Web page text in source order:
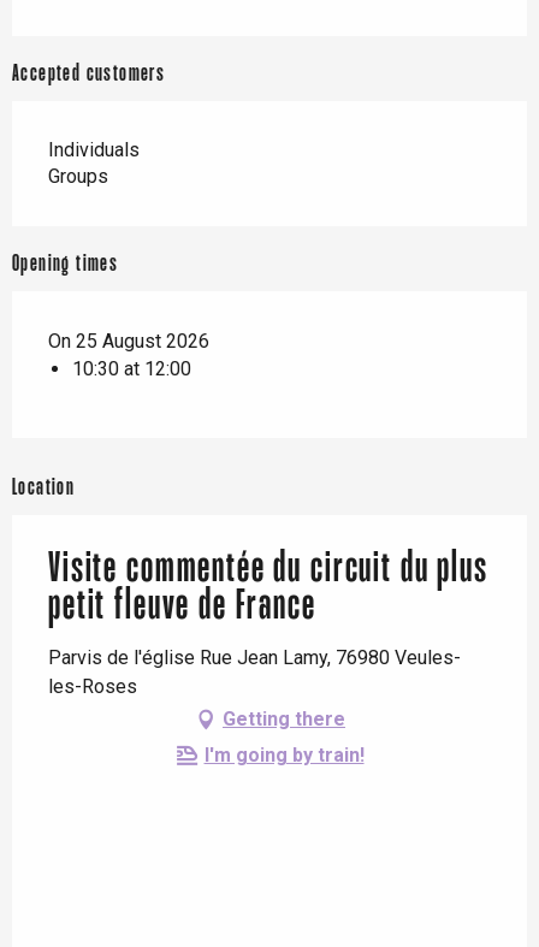
Accepted customers
Individuals
Groups
Opening times
On 25 August 2026
10:30 at 12:00
Location
Visite commentée du circuit du plus
petit fleuve de France
Parvis de l'église Rue Jean Lamy, 76980 Veules-
les-Roses
Getting there
I'm going by train!